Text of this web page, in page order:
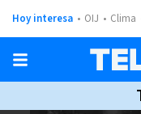
Hoy interesa OIJ Clima